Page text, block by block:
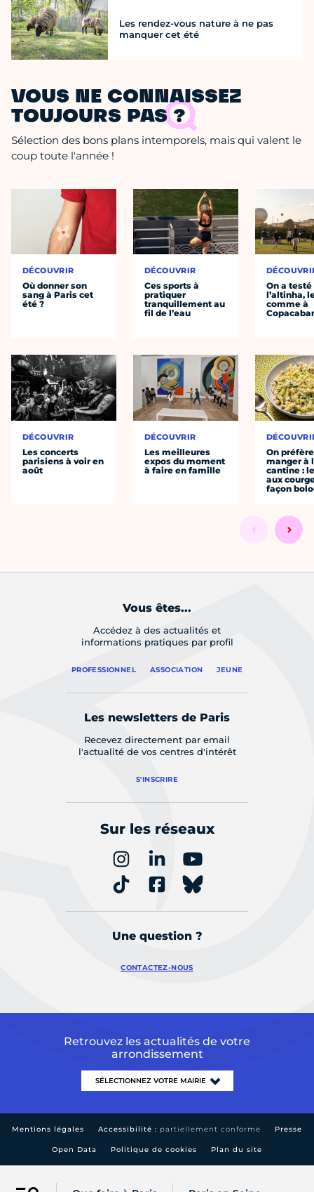
Les rendez-vous nature à ne pas
manquer cet été
VOUS NE CONNAISSEZ
TOUJOURS PAS ?
Sélection des bons plans intemporels, mais qui valent le
coup toute l'année !
DÉCOUVRIR
Où donner son
sang à Paris cet
été ?
DÉCOUVRIR
Les concerts
parisiens à voir en
août
DÉCOUVRIR
Ces sports à
pratiquer
tranquillement au
fil de l’eau
DÉCOUVRIR
Les meilleures
expos du moment
à faire en famille
On a testé
l’altinha,
comme à
On préfère
manger à
cantine :
aux
façon
Vous êtes...
Accédez à des actualités et
informations pratiques par profil
PROFESSIONNEL ASSOCIATION JEUNE
Les newsletters de Paris
Recevez directement par email
l'actualité de vos centres d'intérêt
S'INSCRIRE
Sur les réseaux
Une question ?
CONTACTEZ-NOUS
Retrouvez les actualités de votre
arrondissement
Mentions légales Accessibilité : partiellement conforme Presse
Open Data Politique de cookies Plan du site